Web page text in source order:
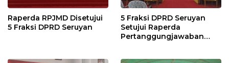
Raperda RPJMD Disetujui
5 Fraksi DPRD Seruyan
5 Fraksi DPRD Seruyan
Setujui Raperda
Pertanggungjawaban